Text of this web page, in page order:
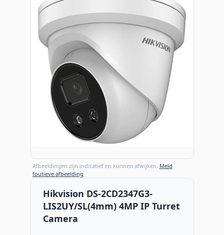
Afbeeldingen zijn indicatief en kunnen afwijken. Meld
foutieve afbeelding
Hikvision DS-2CD2347G3-
LIS2UY/SL(4mm) 4MP IP Turret
Camera